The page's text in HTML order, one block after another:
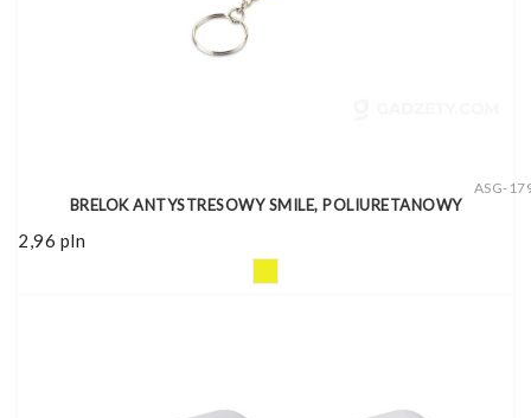
ASG-
BRELOK ANTYSTRESOWY SMILE, POLIURETANOWY
2,96 pln